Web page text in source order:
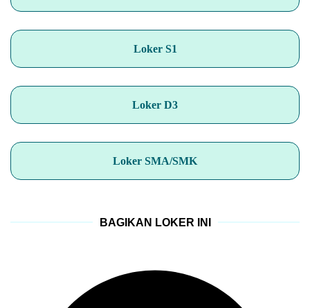
Loker S1
Loker D3
Loker SMA/SMK
BAGIKAN LOKER INI